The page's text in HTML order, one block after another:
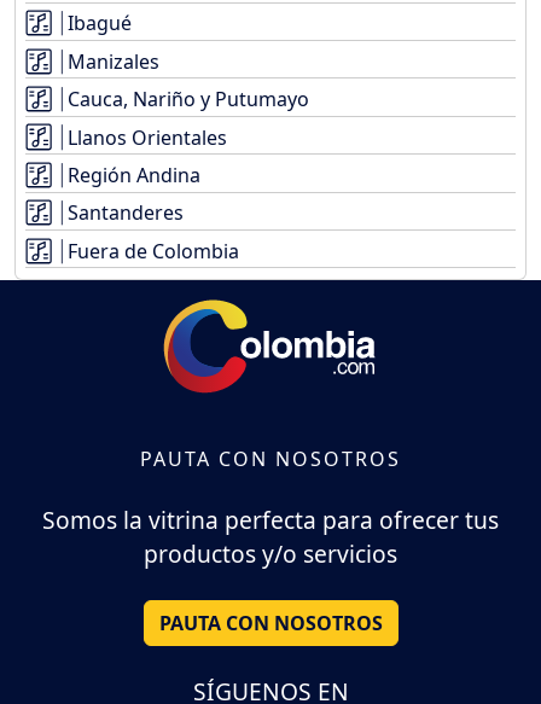
Ibagué
Manizales
Cauca, Nariño y Putumayo
Llanos Orientales
Región Andina
Santanderes
Fuera de Colombia
PAUTA CON NOSOTROS
Somos la vitrina perfecta para ofrecer tus
productos y/o servicios
PAUTA CON NOSOTROS
SÍGUENOS EN